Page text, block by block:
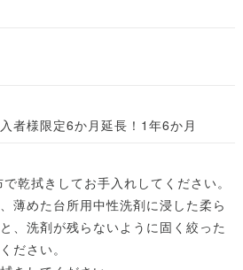
者様限定6か月延長！1年6か月
乾拭きしてお手入れしてください。
薄めた台所用中性洗剤に浸した柔ら
、洗剤が残らないように固く絞った
ださい。